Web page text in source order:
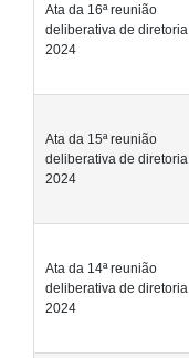
Ata da 16ª reunião
deliberativa de diretoria
2024
Ata da 15ª reunião
deliberativa de diretoria
2024
Ata da 14ª reunião
deliberativa de diretoria
2024